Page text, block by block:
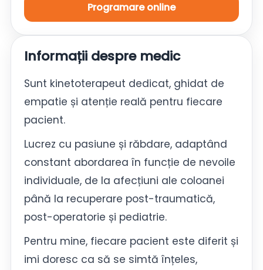
Programare online
Informații despre medic
Sunt kinetoterapeut dedicat, ghidat de
empatie și atenție reală pentru fiecare
pacient.
Lucrez cu pasiune și răbdare, adaptând
constant abordarea în funcție de nevoile
individuale, de la afecțiuni ale coloanei
până la recuperare post-traumatică,
post-operatorie și pediatrie.
Pentru mine, fiecare pacient este diferit și
imi doresc ca să se simtă înțeles,